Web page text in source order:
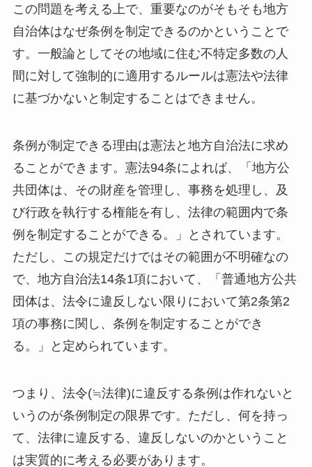
この問題を考える上で、重要なのがそもそも地方
自治体はなぜ条例を制定できるのかということで
す。一般論としてその地域に住む不特定多数の人
間に対して強制的に適用するルールは憲法や法律
に基づかないと制定することはできません。
条例が制定できる理由は憲法と地方自治法に求め
ることができます。憲法94条によれば、「地方公
共団体は、その財産を管理し、事務を処理し、及
び行政を執行する権能を有し、法律の範囲内で条
例を制定することができる。」とされています。
ただし、この規定だけではその範囲が不明確なの
で、地方自治法14条1項において、「普通地方公共
団体は、法令に違反しない限りにおいて第2条第2
項の事務に関し、条例を制定することができ
る。」と定められています。
つまり、法令(≒法律)に違反する条例は作れないと
いうのが条例制定の限界です。ただし、何を持っ
て、法律に違反する、違反しないのかということ
は実質的に考える必要があります。